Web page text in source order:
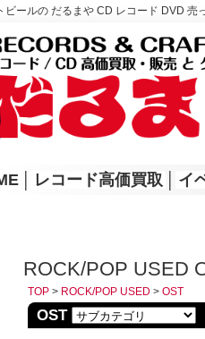
ールの だるまや CD レコード DVD
レコード高価買取 イ
ROCK/POP USED
TOP > ROCK/POP USED > OST
OST